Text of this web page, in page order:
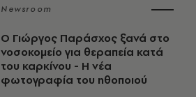
Newsroom
O Γιώργος Παράσχος ξανά στο
νοσοκομείο για θεραπεία κατά
του καρκίνου - Η νέα
φωτογραφία του ηθοποιού